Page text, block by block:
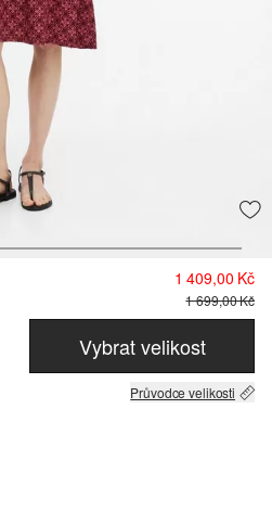
1 409,00 Kč
1 699,00 Kč
Vybrat velikost
Průvodce velikosti